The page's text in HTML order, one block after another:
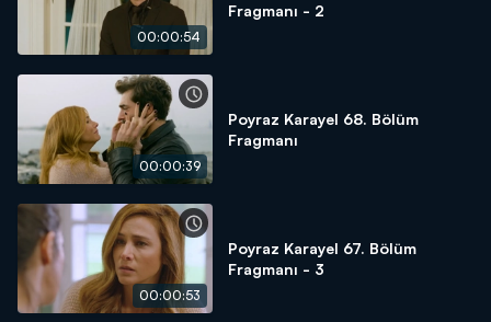
00:00:54
Fragmanı - 2
00:00:39
Poyraz Karayel 68. Bölüm
Fragmanı
00:00:53
Poyraz Karayel 67. Bölüm
Fragmanı - 3